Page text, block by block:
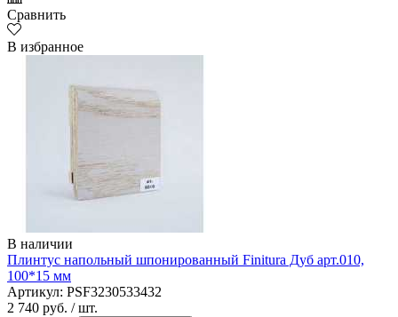
Сравнить
В избранное
В наличии
Плинтус напольный шпонированный Finitura Дуб арт.010,
100*15 мм
Артикул: PSF3230533432
2 740 руб. / шт.